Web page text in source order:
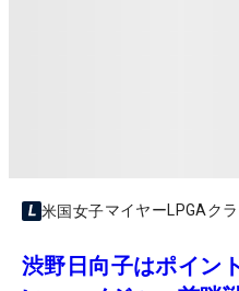
米国女子マイヤーLPGAク
渋野日向子はポイン